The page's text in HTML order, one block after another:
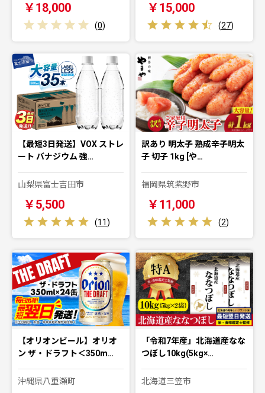
￥18,000
(0)
￥15,000
(27)
【最短3日発送】VOX ストレ
ート バナジウム 強…
山梨県富士吉田市
￥5,500
(11)
訳あり 明太子 熟成辛子明太
子 切子 1kg [や…
福岡県筑紫野市
￥11,000
(2)
【オリオンビール】オリオ
ン ザ・ドラフト＜350m…
沖縄県八重瀬町
「令和7年産」北海道産なな
つぼし10kg(5kg×…
北海道三笠市